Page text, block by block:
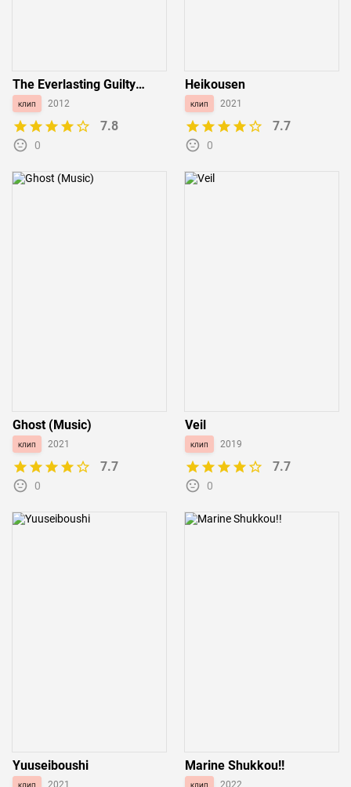
The Everlasting Guilty
Crown
клип 2012
7.8
0
Heikousen
клип 2021
7.7
0
Ghost (Music)
клип 2021
7.7
0
Veil
клип 2019
7.7
0
Yuuseiboushi
клип 2021
Marine Shukkou!!
клип 2022